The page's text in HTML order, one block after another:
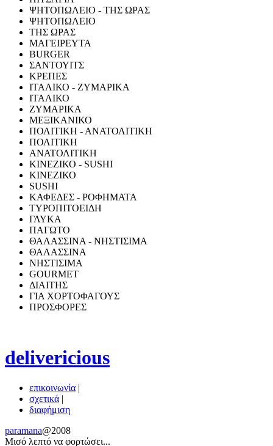
ΨΗΤΟΠΩΛΕΙΟ - ΤΗΣ ΩΡΑΣ
ΨΗΤΟΠΩΛΕΙΟ
ΤΗΣ ΩΡΑΣ
ΜΑΓΕΙΡΕΥΤΑ
BURGER
ΣΑΝΤΟΥΙΤΣ
ΚΡΕΠΕΣ
ΙΤΑΛΙΚΟ - ΖΥΜΑΡΙΚΑ
ΙΤΑΛΙΚΟ
ΖΥΜΑΡΙΚΑ
ΜΕΞΙΚΑΝΙΚΟ
ΠΟΛΙΤΙΚΗ - ΑΝΑΤΟΛΙΤΙΚΗ
ΠΟΛΙΤΙΚΗ
ΑΝΑΤΟΛΙΤΙΚΗ
ΚΙΝΕΖΙΚΟ - SUSHI
ΚΙΝΕΖΙΚΟ
SUSHI
ΚΑΦΕΔΕΣ - ΡΟΦΗΜΑΤΑ
ΤΥΡΟΠΙΤΟΕΙΔΗ
ΓΛΥΚΑ
ΠΑΓΩΤΟ
ΘΑΛΑΣΣΙΝΑ - ΝΗΣΤΙΣΙΜΑ
ΘΑΛΑΣΣΙΝΑ
ΝΗΣΤΙΣΙΜΑ
GOURMET
ΔΙΑΙΤΗΣ
ΓΙΑ ΧΟΡΤΟΦΑΓΟΥΣ
ΠΡΟΣΦΟΡΕΣ
delivericious
επικοινωνία |
σχετικά |
διαφήμιση
paramana@2008
Μισό λεπτό να φoρτώσει...